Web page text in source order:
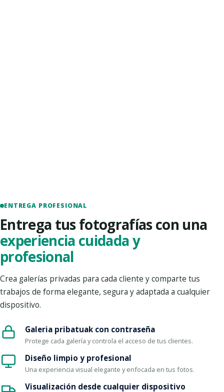
ENTREGA PROFESIONAL
Entrega tus fotografías con una
experiencia cuidada y
profesional
Crea galerías privadas para cada cliente y comparte tus
trabajos de forma elegante, segura y adaptada a cualquier
dispositivo.
Galeria pribatuak con contraseña
Protege cada galería y controla el acceso de tus clientes.
Diseño limpio y profesional
Una experiencia visual elegante y enfocada en tus fotos.
Visualización desde cualquier dispositivo